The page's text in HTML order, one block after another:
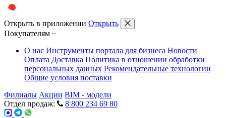
Открыть в приложении Открыть
Покупателям
О нас Инструменты портала для бизнеса Новости
Оплата Доставка Политика в отношении обработки
персональных данных Рекомендательные технологии
Общие условия поставки
Филиалы Акции BIM - модели
Отдел продаж:
8 800 234 69 80